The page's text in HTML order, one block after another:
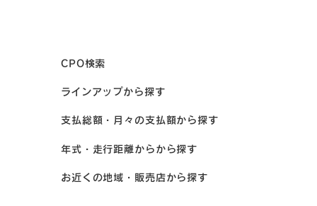
CPO検索
ラインアップから探す
支払総額・月々の支払額から探す
年式・走行距離からから探す
お近くの地域・販売店から探す